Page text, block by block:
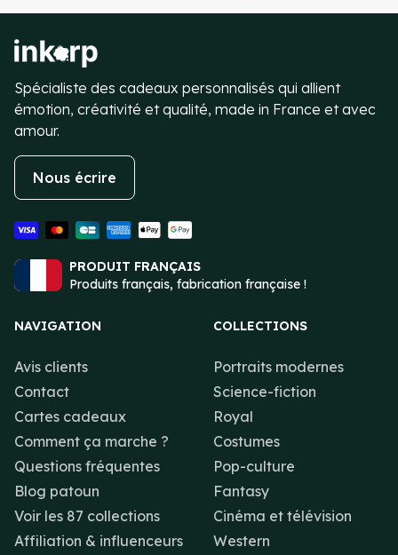
Spécialiste des cadeaux personnalisés qui allient
émotion, créativité et qualité, made in France et avec
amour.
Nous écrire
PRODUIT FRANÇAIS
Produits français, fabrication française !
NAVIGATION
Avis clients
Contact
Cartes cadeaux
Comment ça marche ?
Questions fréquentes
Blog patoun
Voir les 87 collections
Affiliation & influenceurs
COLLECTIONS
Portraits modernes
Science-fiction
Royal
Costumes
Pop-culture
Fantasy
Cinéma et télévision
Western